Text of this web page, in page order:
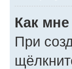
Как
При